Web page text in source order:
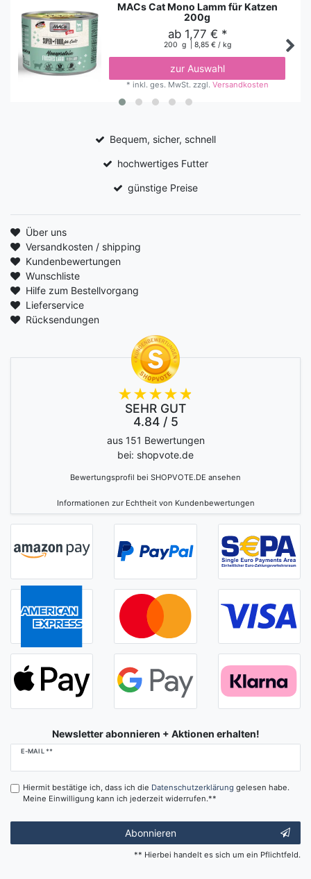
MACs Cat Mono Lamm für Katzen
200g
ab 1,77 € *
200 g | 8,85 € / kg
zur Auswahl
* inkl. ges. MwSt. zzgl. Versandkosten
Bequem, sicher, schnell
hochwertiges Futter
günstige Preise
Über uns
Versandkosten / shipping
Kundenbewertungen
Wunschliste
Hilfe zum Bestellvorgang
Lieferservice
Rücksendungen
SEHR GUT
4.84 / 5
aus 151 Bewertungen
bei: shopvote.de
Bewertungsprofil bei SHOPVOTE.DE ansehen
Informationen zur Echtheit von Kundenbewertungen
Newsletter abonnieren + Aktionen erhalten!
E-MAIL **
Newsletter
Hiermit bestätige ich, dass ich die Daten­schutz­erklärung gelesen habe.
Meine Einwilligung kann ich jederzeit widerrufen.**
Abonnieren
** Hierbei handelt es sich um ein Pflichtfeld.